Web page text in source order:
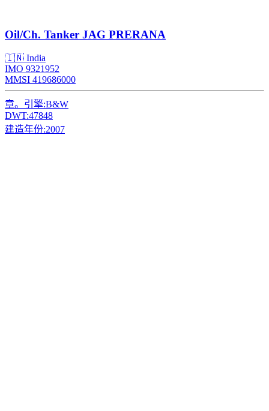
Oil/Ch. Tanker JAG PRERANA
🇮🇳 India
IMO 9321952
MMSI 419686000
章。引擎:B&W
DWT:47848
建造年份:2007